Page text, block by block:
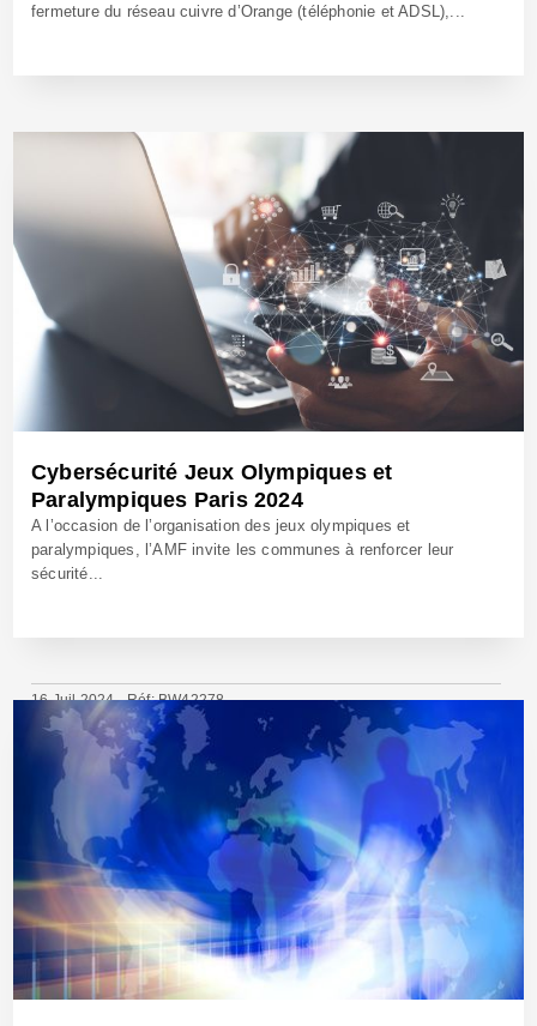
fermeture du réseau cuivre d’Orange (téléphonie et ADSL),...
29 Juil 2024 - Réf: BW42295
Cybersécurité Jeux Olympiques et
Paralympiques Paris 2024
A l’occasion de l’organisation des jeux olympiques et
paralympiques, l’AMF invite les communes à renforcer leur
sécurité...
16 Juil 2024 - Réf: BW42278